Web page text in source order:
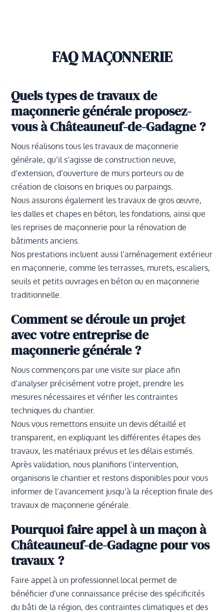
FAQ MAÇONNERIE
Quels types de travaux de
maçonnerie générale proposez-
vous à Châteauneuf-de-Gadagne ?
Nous réalisons tous les travaux de maçonnerie
générale, qu’il s’agisse de construction neuve,
d’extension, d’ouverture de murs porteurs ou de
création de cloisons en briques ou parpaings.
Nous assurons également les travaux de gros œuvre,
les dalles et chapes en béton, les fondations, ainsi que
les reprises de maçonnerie pour la rénovation de
bâtiments anciens.
Nos prestations incluent aussi l’aménagement extérieur
en maçonnerie, comme les terrasses, murets, escaliers,
seuils et petits ouvrages en béton ou en maçonnerie
traditionnelle.
Comment se déroule un projet
avec votre entreprise de
maçonnerie générale ?
Nous commençons par une visite sur place afin
d’analyser précisément votre projet, prendre les
mesures nécessaires et vérifier les contraintes
techniques du chantier.
Nous vous remettons ensuite un devis détaillé et
transparent, en expliquant les différentes étapes des
travaux, les matériaux prévus et les délais estimés.
Après validation, nous planifions l’intervention,
organisons le chantier et restons disponibles pour vous
informer de l’avancement jusqu’à la réception finale des
travaux de maçonnerie générale.
Pourquoi faire appel à un maçon à
Châteauneuf-de-Gadagne pour vos
travaux ?
Faire appel à un professionnel local permet de
bénéficier d’une connaissance précise des spécificités
du bâti de la région, des contraintes climatiques et des